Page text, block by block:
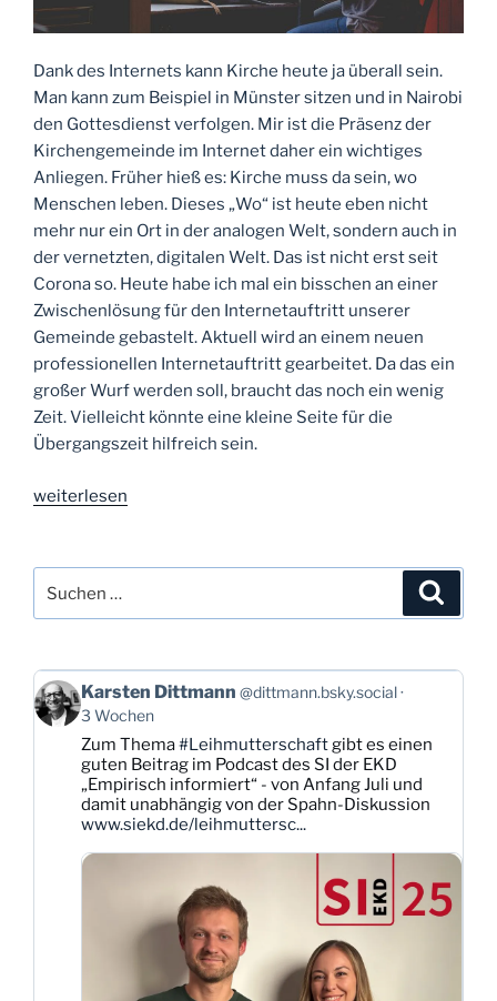
Dank des Internets kann Kirche heute ja überall sein.
Man kann zum Beispiel in Münster sitzen und in Nairobi
den Gottesdienst verfolgen. Mir ist die Präsenz der
Kirchengemeinde im Internet daher ein wichtiges
Anliegen. Früher hieß es: Kirche muss da sein, wo
Menschen leben. Dieses „Wo“ ist heute eben nicht
mehr nur ein Ort in der analogen Welt, sondern auch in
der vernetzten, digitalen Welt. Das ist nicht erst seit
Corona so. Heute habe ich mal ein bisschen an einer
Zwischenlösung für den Internetauftritt unserer
Gemeinde gebastelt. Aktuell wird an einem neuen
professionellen Internetauftritt gearbeitet. Da das ein
großer Wurf werden soll, braucht das noch ein wenig
Zeit. Vielleicht könnte eine kleine Seite für die
Übergangszeit hilfreich sein.
„Tag
weiterlesen
nach:
Beitrag
von
Karsten
Dittmann
Bluesky
ansehen
Karsten Dittmann @dittmann.bsky.social
3 Wochen
Zum Thema#Leihmutterschaftgibt es einen
guten Beitrag im Podcast des SI der EKD
„Empirisch informiert“ - von Anfang Juli und
damit unabhängig von der Spahn-Diskussion
www.siekd.de/leihmuttersc...